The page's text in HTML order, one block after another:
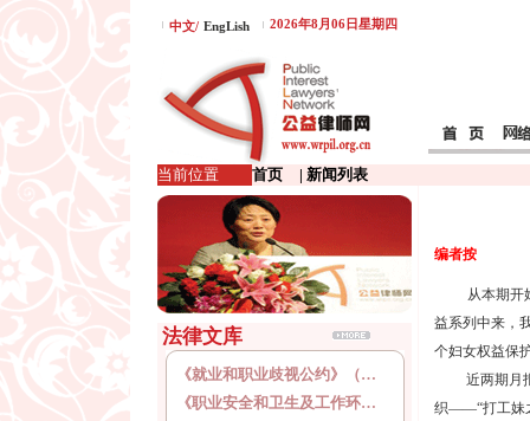
中文/ EngLish 2026年8月06日星期四
当前位置 首页 | 新闻列表
法律文库
《就业和职业歧视公约》（…
《职业安全和卫生及工作环…
编者按
从本期开
益系列中来，
个妇女权益保
近两期月报
织——“打工妹